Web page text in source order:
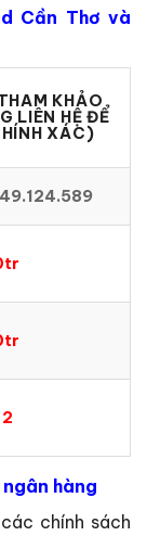
Cần Thơ và
KHẢO
LIÊN HỆ ĐỂ
XÁC)
hàng
chính sách